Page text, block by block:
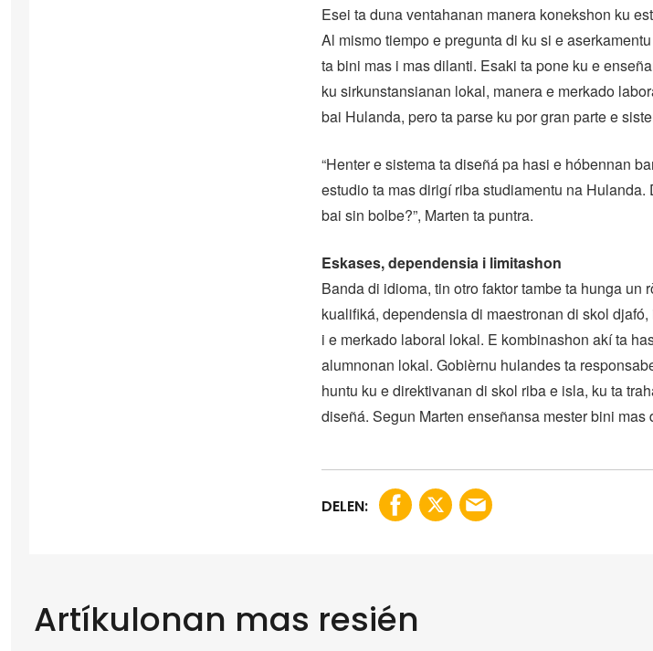
Esei ta duna ventahanan manera konekshon ku
Al mismo tiempo e pregunta di ku si e
ta bini mas i mas dilanti. Esaki ta pone ku e
ku sirkunstansianan lokal, manera e merkado
bai Hulanda, pero ta parse ku por gran parte e
“Henter e sistema ta diseñá pa hasi e hóbennan
estudio ta mas dirigí riba studiamentu na
bai sin bolbe?”, Marten ta puntra.
Eskases, dependensia i limitashon
Banda di idioma, tin otro faktor tambe ta hunga un
kualifiká, dependensia di maestronan di skol
i e merkado laboral lokal. E kombinashon akí ta
alumnonan lokal. Gobièrnu hulandes ta
huntu ku e direktivanan di skol riba e isla, ku ta
diseñá. Segun Marten enseñansa mester bini
DELEN:
Artíkulonan mas resién